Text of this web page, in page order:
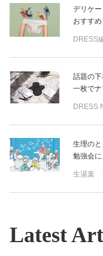
デリケ
おすす
DRESS
話題の
一枚で
DRESS
生理の
勉強会
生湯葉
Latest